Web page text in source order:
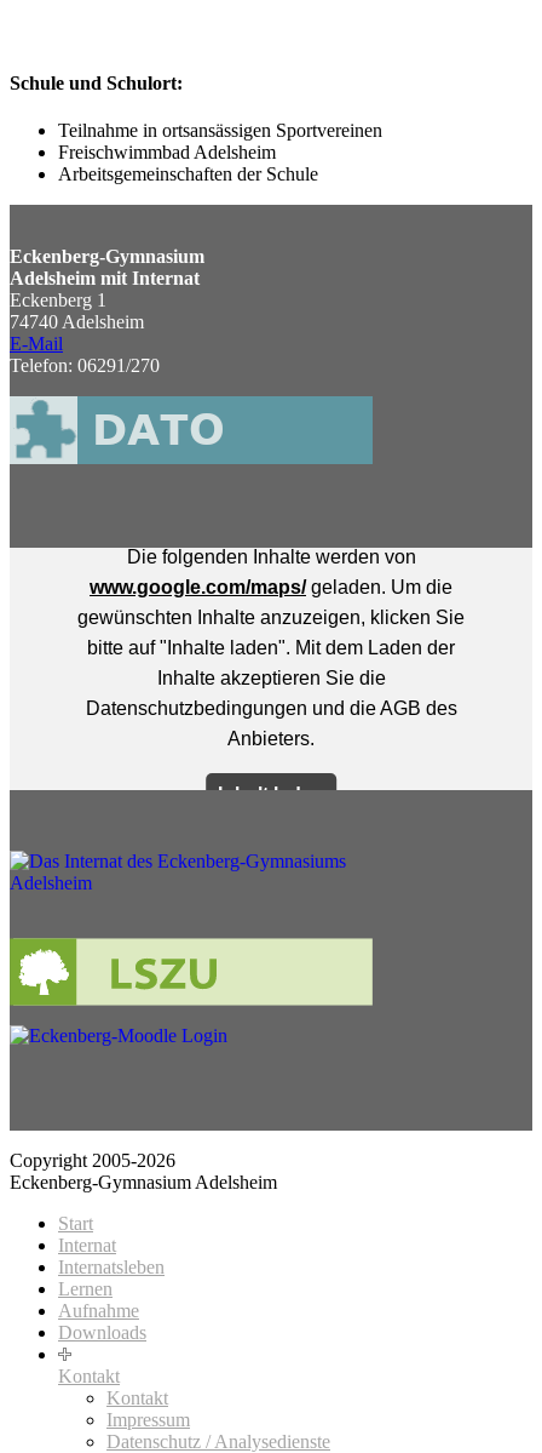
Schule und Schulort:
Teilnahme in ortsansässigen Sportvereinen
Freischwimmbad Adelsheim
Arbeitsgemeinschaften der Schule
Eckenberg-Gymnasium
Adelsheim mit Internat
Eckenberg 1
74740 Adelsheim
E-Mail
Telefon: 06291/270
Copyright 2005-2026
Eckenberg-Gymnasium Adelsheim
Start
Internat
Internatsleben
Lernen
Aufnahme
Downloads
Kontakt
Kontakt
Impressum
Datenschutz / Analysedienste